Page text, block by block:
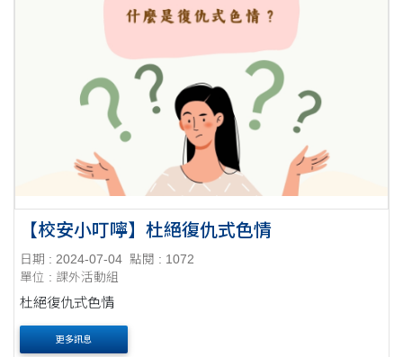
【校安小叮嚀】杜絕復仇式色情
日期 : 2024-07-04 點閱 : 1072
單位 : 課外活動組
杜絕復仇式色情
更多訊息